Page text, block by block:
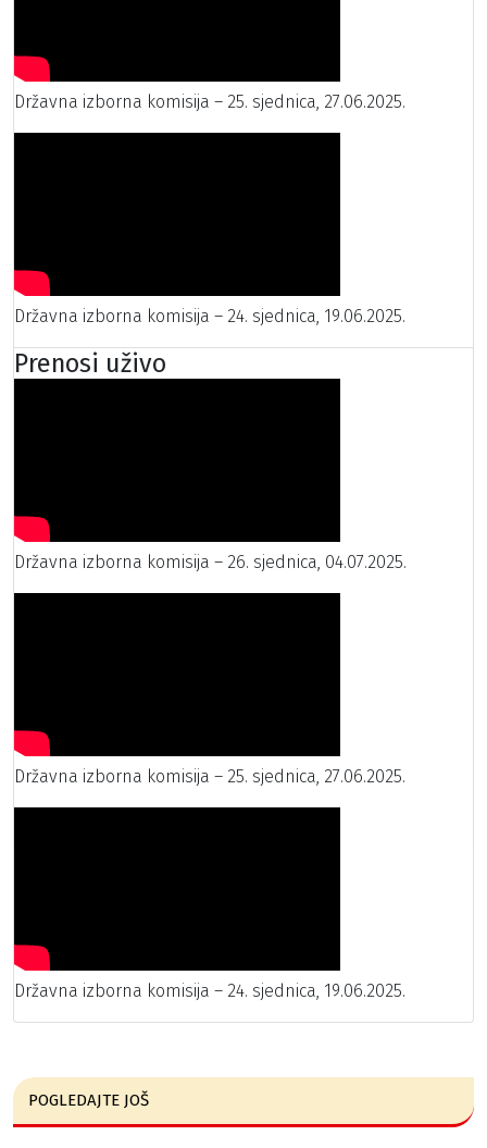
Državna izborna komisija – 25. sjednica, 27.06.2025.
Državna izborna komisija – 24. sjednica, 19.06.2025.
Prenosi uživo
Državna izborna komisija – 26. sjednica, 04.07.2025.
Državna izborna komisija – 25. sjednica, 27.06.2025.
Državna izborna komisija – 24. sjednica, 19.06.2025.
POGLEDAJTE JOŠ